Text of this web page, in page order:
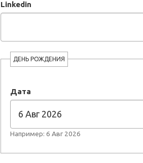
Linkedin
ДЕНЬ РОЖДЕНИЯ
Дата
Например: 6 Авг 2026